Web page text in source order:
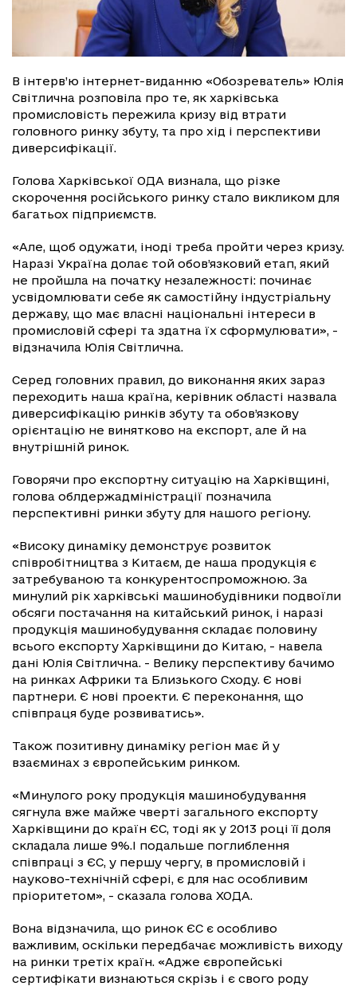
В інтерв’ю інтернет-виданню «Обозреватель» Юлія
Світлична розповіла про те, як харківська
промисловість пережила кризу від втрати
головного ринку збуту, та про хід і перспективи
диверсифікації.
Голова Харківської ОДА визнала, що різке
скорочення російського ринку стало викликом для
багатьох підприємств.
«Але, щоб одужати, іноді треба пройти через кризу.
Наразі Україна долає той обов’язковий етап, який
не пройшла на початку незалежності: починає
усвідомлювати себе як самостійну індустріальну
державу, що має власні національні інтереси в
промисловій сфері та здатна їх сформулювати», -
відзначила Юлія Світлична.
Серед головних правил, до виконання яких зараз
переходить наша країна, керівник області назвала
диверсифікацію ринків збуту та обов’язкову
орієнтацію не винятково на експорт, але й на
внутрішній ринок.
Говорячи про експортну ситуацію на Харківщині,
голова облдержадміністрації позначила
перспективні ринки збуту для нашого регіону.
«Високу динаміку демонструє розвиток
співробітництва з Китаєм, де наша продукція є
затребуваною та конкурентоспроможною. За
минулий рік харківські машинобудівники подвоїли
обсяги постачання на китайський ринок, і наразі
продукція машинобудування складає половину
всього експорту Харківщини до Китаю, - навела
дані Юлія Світлична. - Велику перспективу бачимо
на ринках Африки та Близького Сходу. Є нові
партнери. Є нові проекти. Є переконання, що
співпраця буде розвиватись».
Також позитивну динаміку регіон має й у
взаєминах з європейським ринком.
«Минулого року продукція машинобудування
сягнула вже майже чверті загального експорту
Харківщини до країн ЄС, тоді як у 2013 році її доля
складала лише 9%.І подальше поглиблення
співпраці з ЄС, у першу чергу, в промисловій і
науково-технічній сфері, є для нас особливим
пріоритетом», - сказала голова ХОДА.
Вона відзначила, що ринок ЄС є особливо
важливим, оскільки передбачає можливість виходу
на ринки третіх країн. «Адже європейські
сертифікати визнаються скрізь і є свого роду